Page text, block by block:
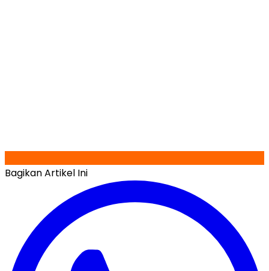
Bagikan Artikel Ini